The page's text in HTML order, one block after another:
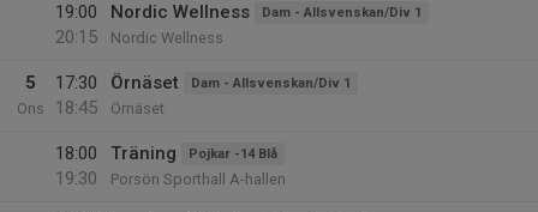
19:00
20:15
Nordic Wellness Dam - Allsvenskan/Div 1
Nordic Wellness
5
Ons
17:30
18:45
Örnäset Dam - Allsvenskan/Div 1
Örnäset
18:00
19:30
Träning Pojkar -14 Blå
Porsön Sporthall A-hallen